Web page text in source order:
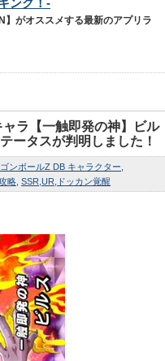
】がオススメする最新のアプリラ
ラ【一触即発の神】ビル
ータスが判明しました！
ゴンボールZ DB キャラクター
略 SSR UR ドッカン覚醒